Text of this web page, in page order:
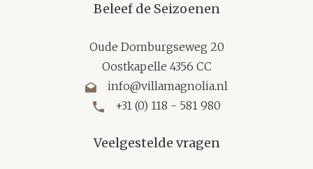
Beleef de Seizoenen
Oude Domburgseweg 20
Oostkapelle 4356 CC
info@villamagnolia.nl
+31 (0) 118 - 581 980
Veelgestelde vragen